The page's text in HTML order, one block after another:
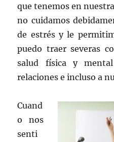
que tenemos en
no cuidamos
de estrés y le
puedo traer severas
salud física y
relaciones e incluso a
Cuand
o nos
senti